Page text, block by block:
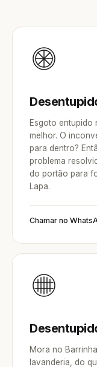
Esgoto entupido
melhor. O
para dentro?
problema
do portão para
Lapa.
Chamar no
Mora no
lavanderia, do